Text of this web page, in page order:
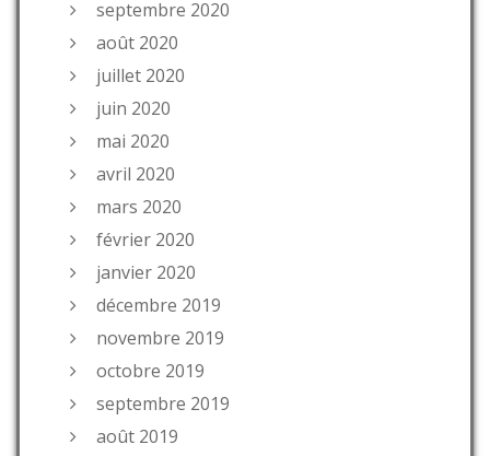
septembre 2020
août 2020
juillet 2020
juin 2020
mai 2020
avril 2020
mars 2020
février 2020
janvier 2020
décembre 2019
novembre 2019
octobre 2019
septembre 2019
août 2019